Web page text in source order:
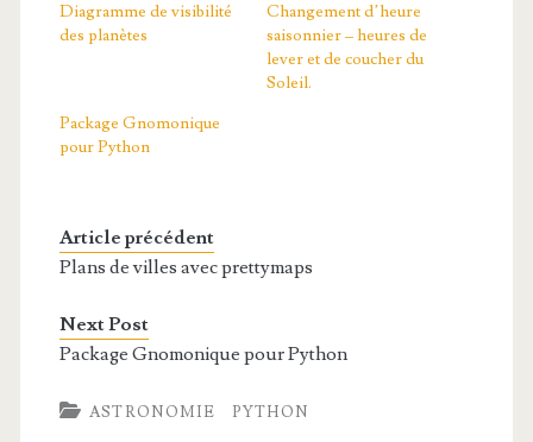
Diagramme de visibilité
des planètes
Changement d’heure
saisonnier – heures de
lever et de coucher du
Soleil.
Package Gnomonique
pour Python
Article précédent
Plans de villes avec prettymaps
Next Post
Package Gnomonique pour Python
ASTRONOMIE PYTHON